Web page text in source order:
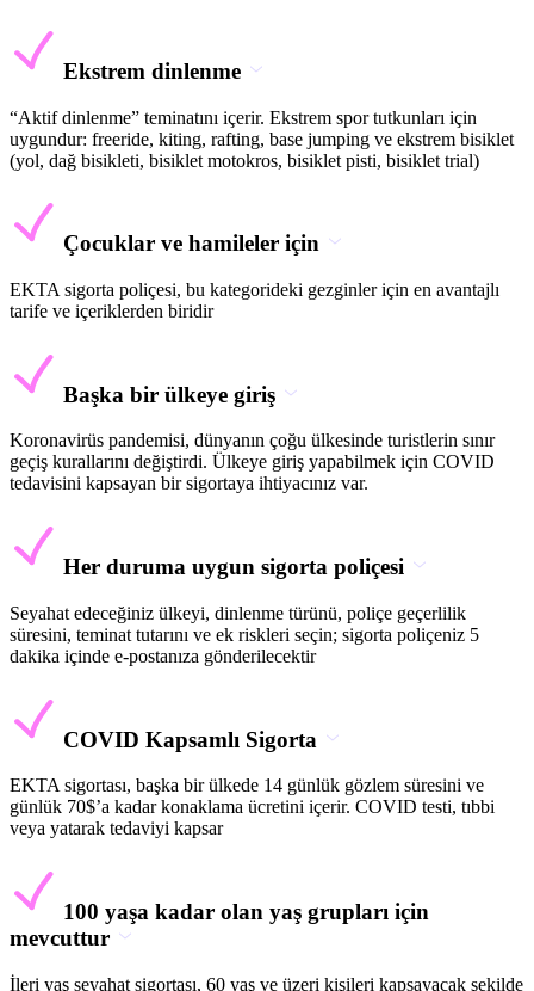
Ekstrem dinlenme
“Aktif dinlenme” teminatını içerir. Ekstrem spor tutkunları için
uygundur: freeride, kiting, rafting, base jumping ve ekstrem bisiklet
(yol, dağ bisikleti, bisiklet motokros, bisiklet pisti, bisiklet trial)
Çocuklar ve hamileler için
EKTA sigorta poliçesi, bu kategorideki gezginler için en avantajlı
tarife ve içeriklerden biridir
Başka bir ülkeye giriş
Koronavirüs pandemisi, dünyanın çoğu ülkesinde turistlerin sınır
geçiş kurallarını değiştirdi. Ülkeye giriş yapabilmek için COVID
tedavisini kapsayan bir sigortaya ihtiyacınız var.
Her duruma uygun sigorta poliçesi
Seyahat edeceğiniz ülkeyi, dinlenme türünü, poliçe geçerlilik
süresini, teminat tutarını ve ek riskleri seçin; sigorta poliçeniz 5
dakika içinde e-postanıza gönderilecektir
COVID Kapsamlı Sigorta
EKTA sigortası, başka bir ülkede 14 günlük gözlem süresini ve
günlük 70$’a kadar konaklama ücretini içerir. COVID testi, tıbbi
veya yatarak tedaviyi kapsar
100 yaşa kadar olan yaş grupları için
mevcuttur
İleri yaş seyahat sigortası, 60 yaş ve üzeri kişileri kapsayacak şekilde